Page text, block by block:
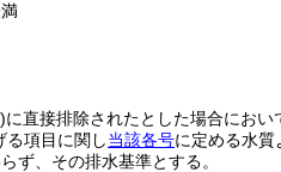
に直接排除されたとした場合にお
る項目に関し当該各号に定める水質
ず、その排水基準とする。